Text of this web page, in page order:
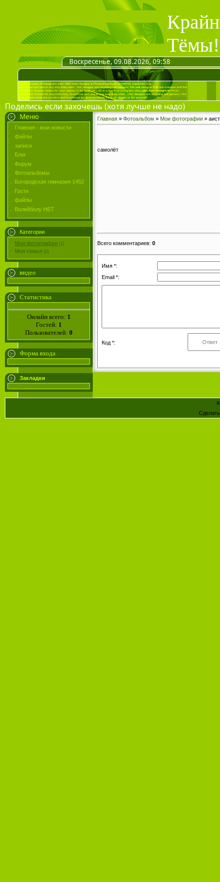
Воскресенье, 09.08.2026, 09:58
Поделись если захочешь (хотя лучше не надо)
Меню
Главная - мои новости
файлы
записи
Блог
Форум
Фотоальбомы
Богородская гимназия 1452
Гости
файлы
Волейболу НЕТ
Категории
Мои фотографии
[1]
Моя семья [0]
видео
Статистика
Онлайн всего: 1
Гостей: 1
Пользователей: 0
Форма входа
Закладки
Главная » Фотоальбом » Мои фотографии » аист
самолёт
Всего комментариев: 0
Имя *:
Email *:
Код *: